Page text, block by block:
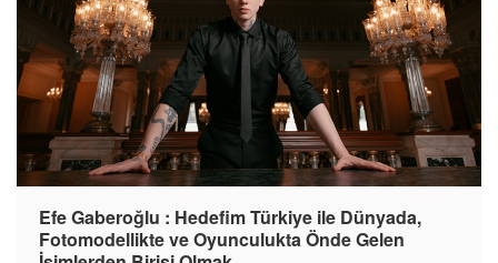
Efe Gaberoğlu : Hedefim Türkiye ile Dünyada,
Fotomodellikte ve Oyunculukta Önde Gelen